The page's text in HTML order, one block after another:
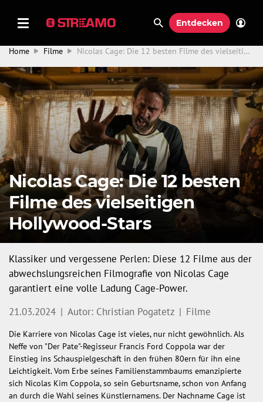
Entdecken
Home Filme Nicolas Cage: Die 12 besten Filme des vielseitigen Hollywood-Stars
Nicolas Cage: Die 12 besten
Filme des vielseitigen
Hollywood-Stars
Klassiker und vergessene Perlen: Diese 12 Filme aus der
abwechslungsreichen Filmografie von Nicolas Cage
garantiert eine volle Ladung Cage-Power.
21.03.2024 | Autor: Christian Pogatetz | Filme
Die Karriere von Nicolas Cage ist vieles, nur nicht gewöhnlich. Als
Neffe von "Der Pate"-Regisseur Francis Ford Coppola war der
Einstieg ins Schauspielgeschäft in den frühen 80ern für ihn eine
Leichtigkeit. Vom Erbe seines Familienstammbaums emanzipierte
sich Nicolas Kim Coppola, so sein Geburtsname, schon von Anfang
an durch die Wahl seines Künstlernamens. Der Nachname Cage ist